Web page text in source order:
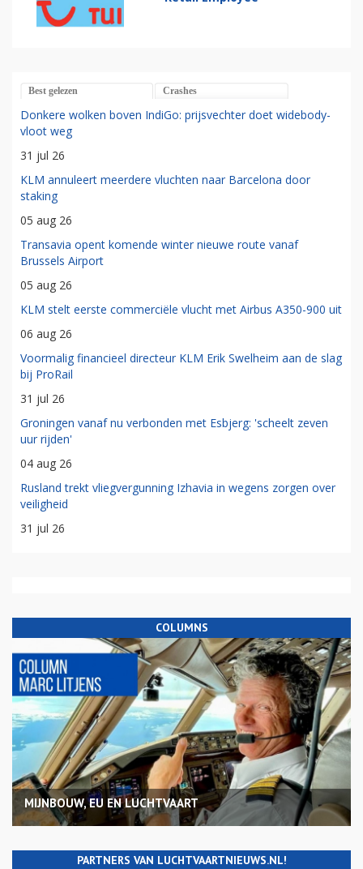
Best gelezen Crashes
Donkere wolken boven IndiGo: prijsvechter doet widebody-
vloot weg
31 jul 26
KLM annuleert meerdere vluchten naar Barcelona door
staking
05 aug 26
Transavia opent komende winter nieuwe route vanaf
Brussels Airport
05 aug 26
KLM stelt eerste commerciële vlucht met Airbus A350-900 uit
06 aug 26
Voormalig financieel directeur KLM Erik Swelheim aan de slag
bij ProRail
31 jul 26
Groningen vanaf nu verbonden met Esbjerg: 'scheelt zeven
uur rijden'
04 aug 26
Rusland trekt vliegvergunning Izhavia in wegens zorgen over
veiligheid
31 jul 26
COLUMNS
MIJNBOUW, EU EN LUCHTVAART
PARTNERS VAN LUCHTVAARTNIEUWS.NL!